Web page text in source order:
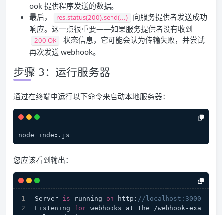
ook 提供程序发送的数据。
最后，
res.status(200).send(...)
向服务提供者发送成功
响应。这一点很重要——如果服务提供者没有收到
200 OK
状态信息，它可能会认为传输失败，并尝试
再次发送 webhook。
步骤 3：运行服务器
通过在终端中运行以下命令来启动本地服务器：
您应该看到输出：
Server is running on http: //localhost:3000
Listening for webhooks at the /webhook-exa